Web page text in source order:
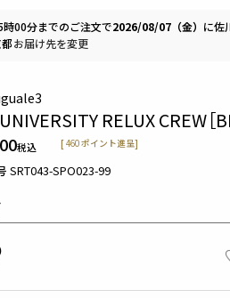
RELUX CREW［
税込 [460ポイント進呈]
SRT043-SPO023-99
時00分までのご注文で2026/08/07（金） に佐
お届け先を変更